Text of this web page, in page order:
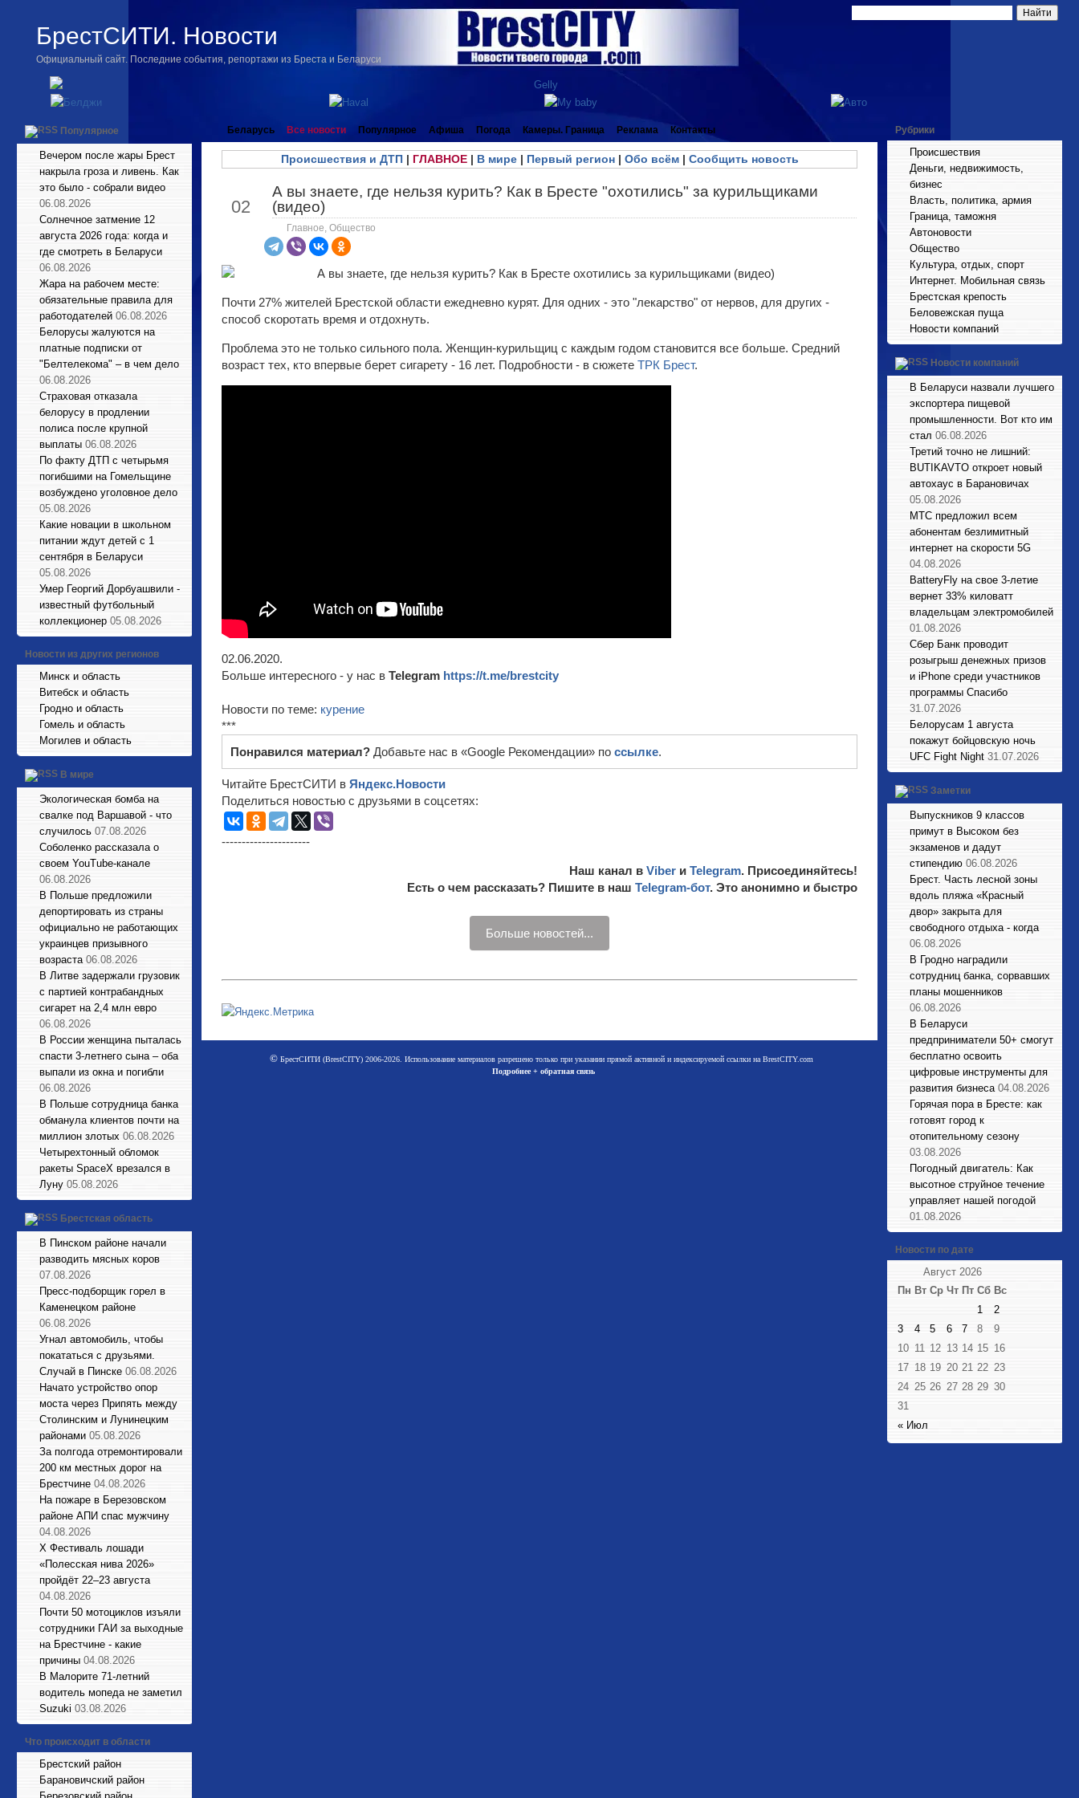
БрестСИТИ. Новости
Официальный сайт. Последние события, репортажи из Бреста и Беларуси
Популярное
Вечером после жары Брест
накрыла гроза и ливень. Как
это было - собрали видео
06.08.2026
Солнечное затмение 12
августа 2026 года: когда и
где смотреть в Беларуси
06.08.2026
Жара на рабочем месте:
обязательные правила для
работодателей 06.08.2026
Белорусы жалуются на
платные подписки от
"Белтелекома" – в чем дело
06.08.2026
Страховая отказала
белорусу в продлении
полиса после крупной
выплаты 06.08.2026
По факту ДТП с четырьмя
погибшими на Гомельщине
возбуждено уголовное дело
05.08.2026
Какие новации в школьном
питании ждут детей с 1
сентября в Беларуси
05.08.2026
Умер Георгий Дорбуашвили -
известный футбольный
коллекционер 05.08.2026
Новости из других регионов
Минск и область
Витебск и область
Гродно и область
Гомель и область
Могилев и область
В мире
Экологическая бомба на
свалке под Варшавой - что
случилось 07.08.2026
Соболенко рассказала о
своем YouTube-канале
06.08.2026
В Польше предложили
депортировать из страны
официально не работающих
украинцев призывного
возраста 06.08.2026
В Литве задержали грузовик
с партией контрабандных
сигарет на 2,4 млн евро
06.08.2026
В России женщина пыталась
спасти 3-летнего сына – оба
выпали из окна и погибли
06.08.2026
В Польше сотрудница банка
обманула клиентов почти на
миллион злотых 06.08.2026
Четырехтонный обломок
ракеты SpaceX врезался в
Луну 05.08.2026
Брестская область
В Пинском районе начали
разводить мясных коров
07.08.2026
Пресс-подборщик горел в
Каменецком районе
06.08.2026
Угнал автомобиль, чтобы
покататься с друзьями.
Случай в Пинске 06.08.2026
Начато устройство опор
моста через Припять между
Столинским и Лунинецким
районами 05.08.2026
За полгода отремонтировали
200 км местных дорог на
Брестчине 04.08.2026
На пожаре в Березовском
районе АПИ спас мужчину
04.08.2026
X Фестиваль лошади
«Полесская нива 2026»
пройдёт 22–23 августа
04.08.2026
Почти 50 мотоциклов изъяли
сотрудники ГАИ за выходные
на Брестчине - какие
причины 04.08.2026
В Малорите 71-летний
водитель мопеда не заметил
Suzuki 03.08.2026
Что происходит в области
Брестский район
Барановичский район
Беларусь Все новости Популярное Афиша Погода Камеры. Граница Реклама Контакты
Происшествия и ДТП| ГЛАВНОЕ| В мире| Первый регион| Обо всём| Сообщить новость
02
А вы знаете, где нельзя курить? Как в Бресте "охотились" за курильщиками
(видео)
Главное Общество
Почти 27% жителей Брестской области ежедневно курят. Для одних - это "лекарство" от нервов, для других -
способ скоротать время и отдохнуть.
Проблема это не только сильного пола. Женщин-курильщиц с каждым годом становится все больше. Средний
возраст тех, кто впервые берет сигарету - 16 лет. Подробности - в сюжете ТРК Брест.
02.06.2020.
Больше интересного - у нас в Telegram https://t.me/brestcity
Новости по теме: курение
***
Понравился материал? Добавьте нас в «Google Рекомендации» по ссылке.
Читайте БрестСИТИ в Яндекс.Новости
Поделиться новостью с друзьями в соцсетях:
----------------------
Наш канал в Viber и Telegram. Присоединяйтесь!
Есть о чем рассказать? Пишите в наш Telegram-бот. Это анонимно и быстро
Больше новостей...
©БрестСИТИ (BrestCITY) 2006-2026. Использование материалов разрешено только при указании прямой активной и индексируемой ссылки на BrestCITY.com
Подробнее + обратная связь
Рубрики
Происшествия
Деньги, недвижимость,
бизнес
Власть, политика, армия
Граница, таможня
Автоновости
Общество
Культура, отдых, спорт
Интернет. Мобильная связь
Брестская крепость
Беловежская пуща
Новости компаний
Новости компаний
В Беларуси назвали лучшего
экспортера пищевой
промышленности. Вот кто им
стал 06.08.2026
Третий точно не лишний:
BUTIKAVTO откроет новый
автохаус в Барановичах
05.08.2026
МТС предложил всем
абонентам безлимитный
интернет на скорости 5G
04.08.2026
BatteryFly на свое 3-летие
вернет 33% киловатт
владельцам электромобилей
01.08.2026
Сбер Банк проводит
розыгрыш денежных призов
и iPhone среди участников
программы Спасибо
31.07.2026
Белорусам 1 августа
покажут бойцовскую ночь
UFC Fight Night 31.07.2026
Заметки
Выпускников 9 классов
примут в Высоком без
экзаменов и дадут
стипендию 06.08.2026
Брест. Часть лесной зоны
вдоль пляжа «Красный
двор» закрыта для
свободного отдыха - когда
06.08.2026
В Гродно наградили
сотрудниц банка, сорвавших
планы мошенников
06.08.2026
В Беларуси
предприниматели 50+ смогут
бесплатно освоить
цифровые инструменты для
развития бизнеса 04.08.2026
Горячая пора в Бресте: как
готовят город к
отопительному сезону
03.08.2026
Погодный двигатель: Как
высотное струйное течение
управляет нашей погодой
01.08.2026
Новости по дате
Август 2026
Пн Вт Ср Чт Пт Сб Вс
« Июл
1
2
3
4 5 6 7 8
9
10 11 12 13 14 15 16
17 18 19 20 21 22 23
24 25 26 27 28 29 30
31